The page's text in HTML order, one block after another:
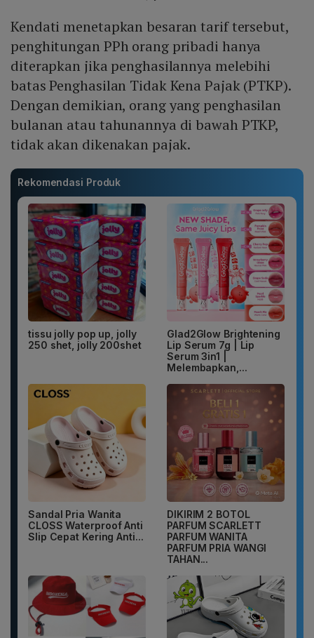
Kendati menetapkan besaran tarif tersebut,
penghitungan PPh orang pribadi hanya
diterapkan jika penghasilannya melebihi
batas Penghasilan Tidak Kena Pajak (PTKP).
Dengan demikian, orang yang penghasilan
bulanan atau tahunannya di bawah PTKP,
tidak akan dikenakan pajak.
Rekomendasi Produk
tissu jolly pop up, jolly
250 shet, jolly 200shet
Glad2Glow Brightening
Lip Serum 7g | Lip
Serum 3in1 |
Melembapkan,...
Sandal Pria Wanita
CLOSS Waterproof Anti
Slip Cepat Kering Anti...
DIKIRIM 2 BOTOL
PARFUM SCARLETT
PARFUM WANITA
PARFUM PRIA WANGI
TAHAN...